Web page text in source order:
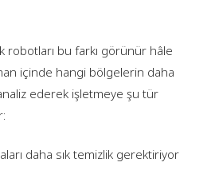
robotları bu farkı görünür hâle
içinde hangi bölgelerin daha
analiz ederek işletmeye şu tür
daha sık temizlik gerektiriyor